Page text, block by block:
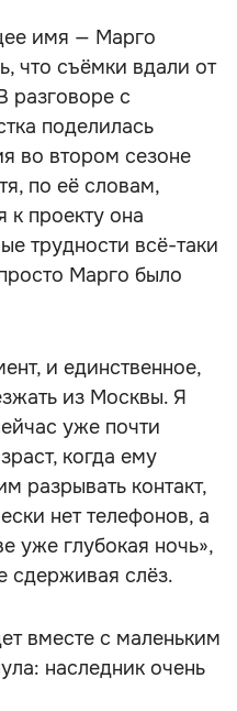
имя — Марго
что съёмки вдали от
разговоре с
поделилась
во втором сезоне
по её словам,
к проекту она
трудности всё-таки
Марго было
и единственное,
из Москвы. Я
уже почти
когда ему
разрывать контакт,
нет телефонов, а
уже глубокая ночь»,
сдерживая слёз.
вместе с маленьким
наследник очень